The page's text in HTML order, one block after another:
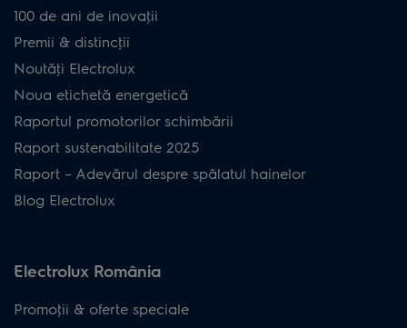
100 de ani de inovaţii
Premii & distincţii
Noutăţi Electrolux
Noua etichetă energetică
Raportul promotorilor schimbării
Raport sustenabilitate 2025
Raport – Adevărul despre spălatul hainelor
Blog Electrolux
Electrolux România
Promoţii & oferte speciale